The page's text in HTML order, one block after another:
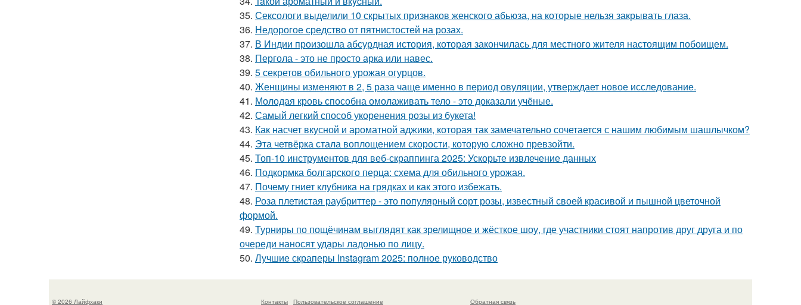
35. Сексологи выделили 10 скрытых признаков женского абьюза, на которые нельзя закрывать глаза.
36. Недорогое средство от пятнистостей на розах.
37. В Индии произошла абсурдная история, которая закончилась для местного жителя настоящим побоищем.
38. Пергола - это не просто арка или навес.
39. 5 секретов обильного урожая огурцов.
40. Женщины изменяют в 2, 5 раза чаще именно в период овуляции, утверждает новое исследование.
41. Молодая кровь способна омолаживать тело - это доказали учёные.
42. Самый легкий способ укоренения розы из букета!
43. Как насчет вкусной и ароматной аджики, которая так замечательно сочетается с нашим любимым шашлычком?
44. Эта четвёрка стала воплощением скорости, которую сложно превзойти.
45. Топ-10 инструментов для веб-скраппинга 2025: Ускорьте извлечение данных
46. Подкормка болгарского перца: схема для обильного урожая.
47. Почему гниет клубника на грядках и как этого избежать.
48. Роза плетистая раубриттер - это популярный сорт розы, известный своей красивой и пышной цветочной
формой.
49. Турниры по пощёчинам выглядят как зрелищное и жёсткое шоу, где участники стоят напротив друг друга и по
очереди наносят удары ладонью по лицу.
50. Лучшие скраперы Instagram 2025: полное руководство
© 2026 Лайфхаки Контакты Пользовательское соглашение Обратная связь